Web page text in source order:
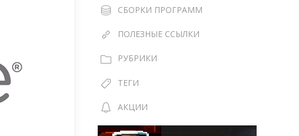
СБОРКИ ПРОГРАММ
ПОЛЕЗНЫЕ ССЫЛКИ
РУБРИКИ
ТЕГИ
АКЦИИ